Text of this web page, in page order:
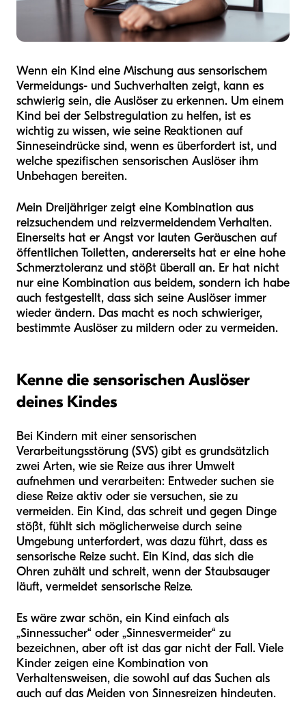
Wenn ein Kind eine Mischung aus sensorischem
Vermeidungs- und Suchverhalten zeigt, kann es
schwierig sein, die Auslöser zu erkennen. Um einem
Kind bei der Selbstregulation zu helfen, ist es
wichtig zu wissen, wie seine Reaktionen auf
Sinneseindrücke sind, wenn es überfordert ist, und
welche spezifischen sensorischen Auslöser ihm
Unbehagen bereiten.
Mein Dreijähriger zeigt eine Kombination aus
reizsuchendem und reizvermeidendem Verhalten.
Einerseits hat er Angst vor lauten Geräuschen auf
öffentlichen Toiletten, andererseits hat er eine hohe
Schmerztoleranz und stößt überall an. Er hat nicht
nur eine Kombination aus beidem, sondern ich habe
auch festgestellt, dass sich seine Auslöser immer
wieder ändern. Das macht es noch schwieriger,
bestimmte Auslöser zu mildern oder zu vermeiden.
Kenne die sensorischen Auslöser
deines Kindes
Bei Kindern mit einer sensorischen
Verarbeitungsstörung (SVS) gibt es grundsätzlich
zwei Arten, wie sie Reize aus ihrer Umwelt
aufnehmen und verarbeiten: Entweder suchen sie
diese Reize aktiv oder sie versuchen, sie zu
vermeiden. Ein Kind, das schreit und gegen Dinge
stößt, fühlt sich möglicherweise durch seine
Umgebung unterfordert, was dazu führt, dass es
sensorische Reize sucht. Ein Kind, das sich die
Ohren zuhält und schreit, wenn der Staubsauger
läuft, vermeidet sensorische Reize.
Es wäre zwar schön, ein Kind einfach als
„Sinnessucher“ oder „Sinnesvermeider“ zu
bezeichnen, aber oft ist das gar nicht der Fall. Viele
Kinder zeigen eine Kombination von
Verhaltensweisen, die sowohl auf das Suchen als
auch auf das Meiden von Sinnesreizen hindeuten.